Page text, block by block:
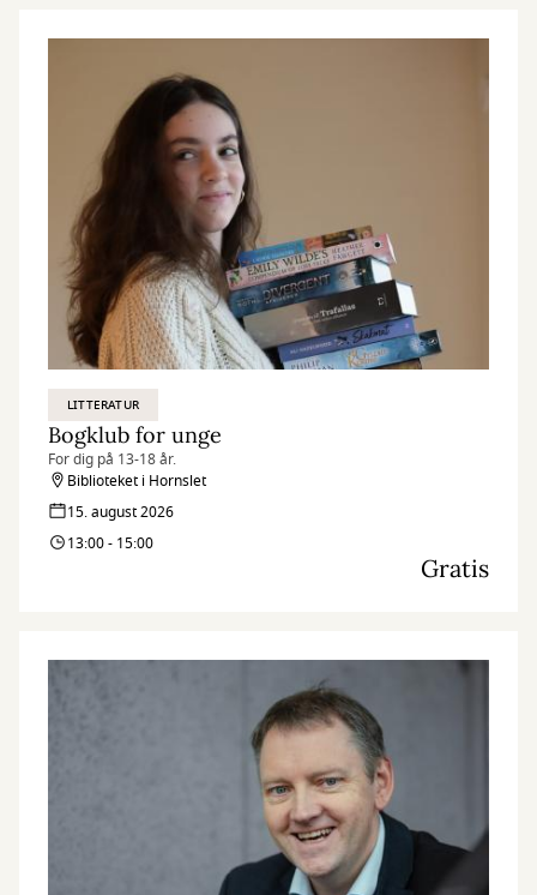
LITTERATUR
Bogklub for unge
For dig på 13-18 år.
Biblioteket i Hornslet
15. august 2026
13:00 - 15:00
Gratis